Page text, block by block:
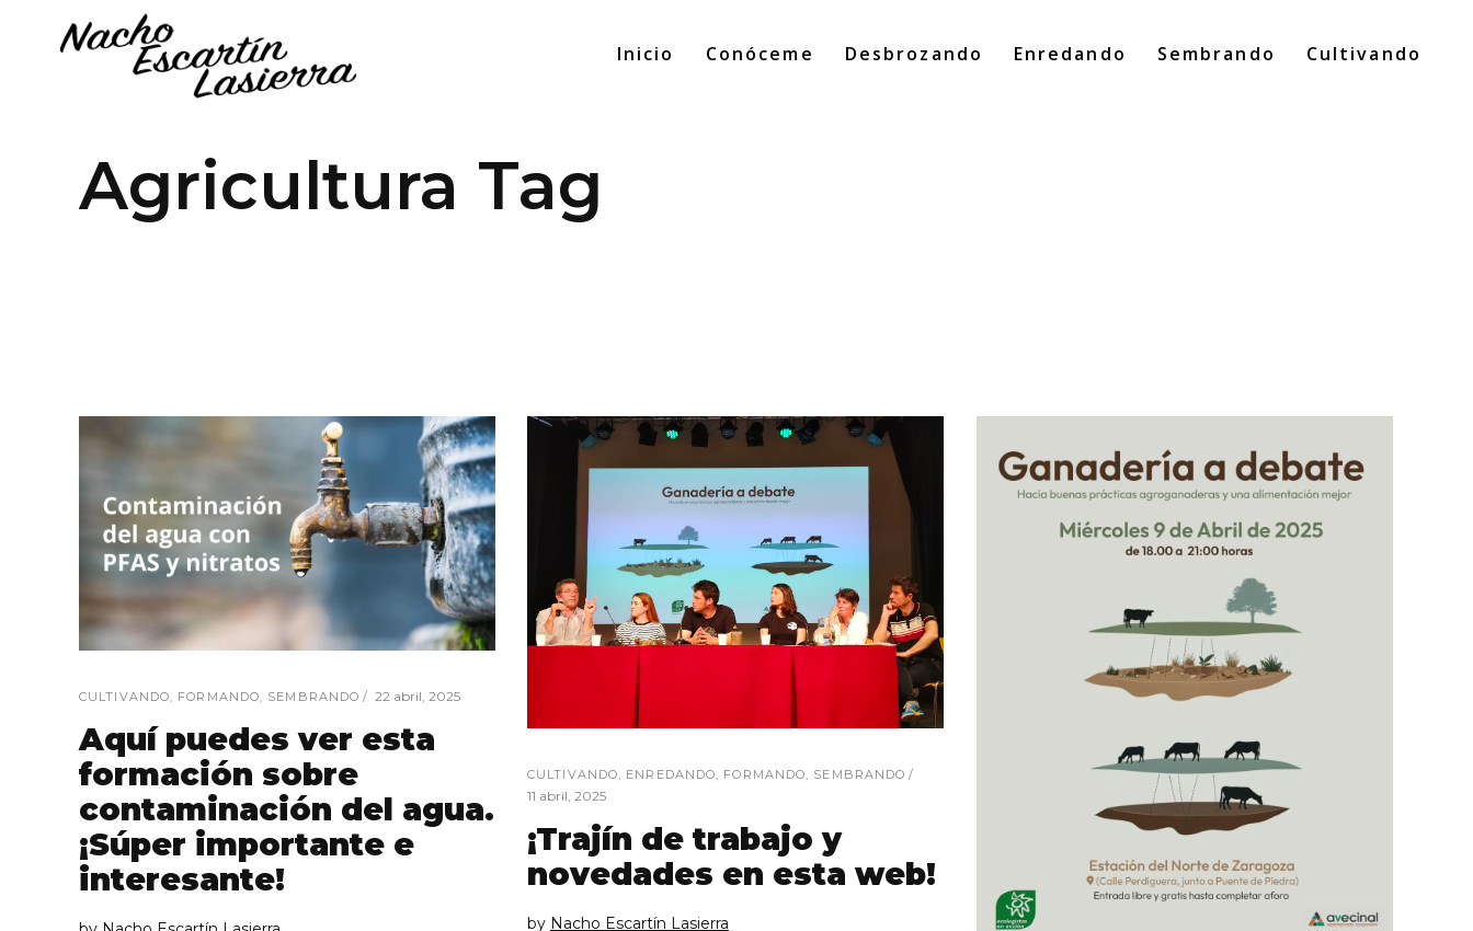
Inicio Conóceme Desbrozando Enredando Sembrando Cultivando
Agricultura Tag
CULTIVANDO FORMANDO SEMBRANDO 22 abril, 2025
Aquí puedes ver esta
formación sobre
contaminación del agua.
¡Súper importante e
interesante!
CULTIVANDO, ENREDANDO, FORMANDO, SEMBRANDO
11 abril, 2025
¡Trajín de trabajo y
novedades en esta web!
by Nacho Escartín Lasierra